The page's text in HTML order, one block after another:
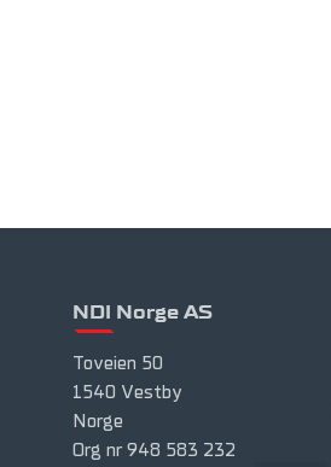
NDI Norge AS
Toveien 50
1540 Vestby
Norge
Org nr 948 583 232